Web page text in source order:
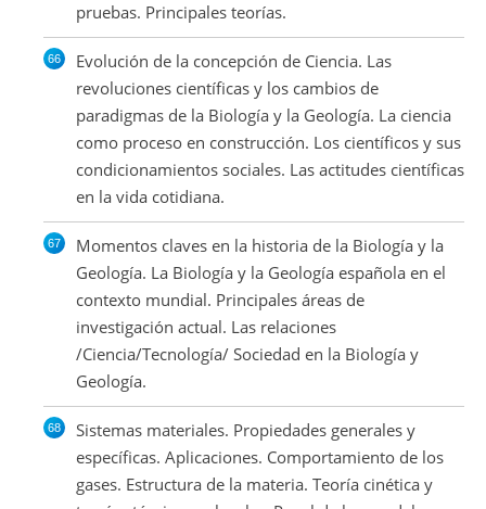
pruebas. Principales teorías.
Evolución de la concepción de Ciencia. Las
revoluciones científicas y los cambios de
paradigmas de la Biología y la Geología. La ciencia
como proceso en construcción. Los científicos y sus
condicionamientos sociales. Las actitudes científicas
en la vida cotidiana.
Momentos claves en la historia de la Biología y la
Geología. La Biología y la Geología española en el
contexto mundial. Principales áreas de
investigación actual. Las relaciones
/Ciencia/Tecnología/ Sociedad en la Biología y
Geología.
Sistemas materiales. Propiedades generales y
específicas. Aplicaciones. Comportamiento de los
gases. Estructura de la materia. Teoría cinética y